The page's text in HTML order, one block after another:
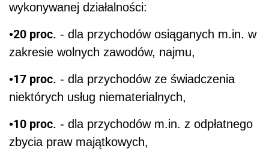
wykonywanej działalności:
•20 proc. - dla przychodów osiąganych m.in. w
zakresie wolnych zawodów, najmu,
•17 proc. - dla przychodów ze świadczenia
niektórych usług niematerialnych,
•10 proc. - dla przychodów m.in. z odpłatnego
zbycia praw majątkowych,